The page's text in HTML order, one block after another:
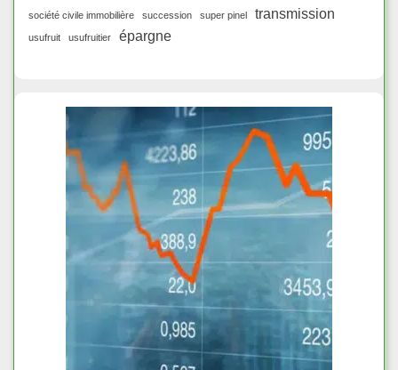
société civile immobilière succession super pinel transmission
usufruit usufruitier épargne